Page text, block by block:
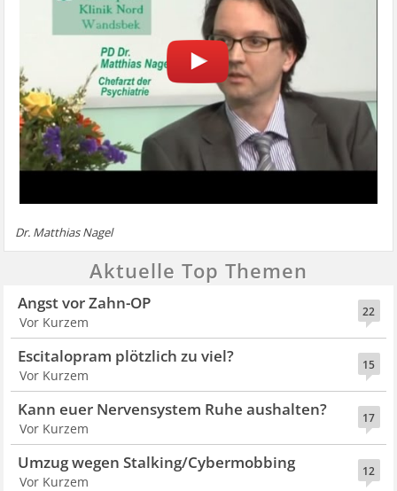
Dr. Matthias Nagel
Aktuelle Top Themen
22
Angst vor Zahn-OP
Vor Kurzem
15
Escitalopram plötzlich zu viel?
Vor Kurzem
17
Kann euer Nervensystem Ruhe aushalten?
Vor Kurzem
12
Umzug wegen Stalking/Cybermobbing
Vor Kurzem